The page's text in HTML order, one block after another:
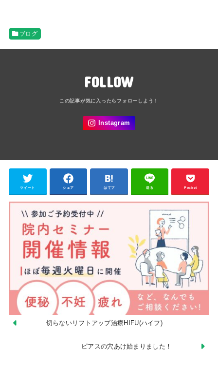
ブログ
FOLLOW
ツイート シェア はてブ 送る Pocket
切らないリフトアップ治療HIFU(ハイフ)
ピアスの穴あけ始まりました！